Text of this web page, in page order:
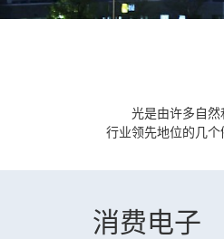
光是由许多自
行业领先地位的几个
消费电子